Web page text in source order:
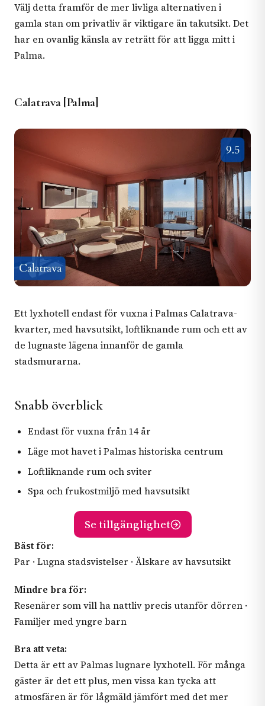
Välj detta framför de mer livliga alternativen i
gamla stan om privatliv är viktigare än takutsikt. Det
har en ovanlig känsla av reträtt för att ligga mitt i
Palma.
Calatrava [Palma]
Ett lyxhotell endast för vuxna i Palmas Calatrava-
kvarter, med havsutsikt, loftliknande rum och ett av
de lugnaste lägena innanför de gamla
stadsmurarna.
Snabb överblick
Endast för vuxna från 14 år
Läge mot havet i Palmas historiska centrum
Loftliknande rum och sviter
Spa och frukostmiljö med havsutsikt
Se tillgänglighet
Bäst för:
Par · Lugna stadsvistelser · Älskare av havsutsikt
Mindre bra för:
Resenärer som vill ha nattliv precis utanför dörren ·
Familjer med yngre barn
Bra att veta:
Detta är ett av Palmas lugnare lyxhotell. För många
gäster är det ett plus, men vissa kan tycka att
atmosfären är för lågmäld jämfört med det mer